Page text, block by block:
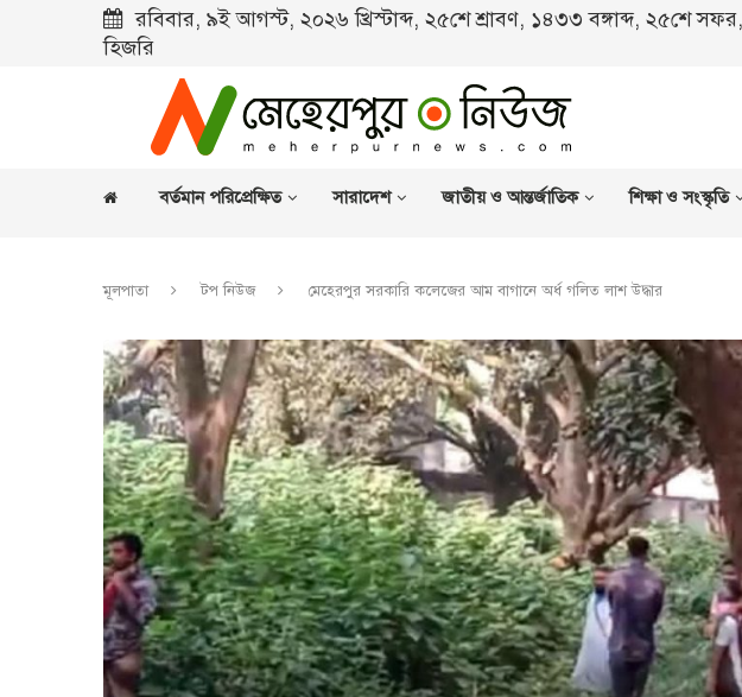
রবিবার, ৯ই আগস্ট, ২০২৬ খ্রিস্টাব্দ, ২৫শে শ্রাবণ, ১৪৩৩ বঙ্গাব্দ, ২৫শে
হিজরি
বর্তমান পরিপ্রেক্ষিত সারাদেশ জাতীয় ও আন্তর্জাতিক শিক্ষা ও সংস্কৃতি
মূলপাতা টপ নিউজ মেহেরপুর সরকারি কলেজের আম বাগানে অর্ধ গলিত লাশ উদ্ধার